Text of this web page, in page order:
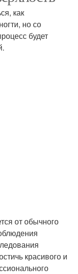
как
но со
будет
от обычного
красивого и